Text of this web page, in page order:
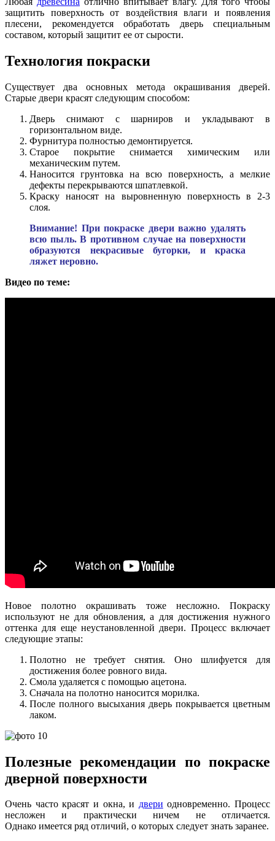
защитить поверхность от воздействия влаги и появления
плесени, рекомендуется обработать дверь специальным
составом, который защитит ее от сырости.
Технология покраски
Существует два основных метода окрашивания дверей.
Старые двери красят следующим способом:
Дверь снимают с шарниров и укладывают в
горизонтальном виде.
Фурнитура полностью демонтируется.
Старое покрытие снимается химическим или
механическим путем.
Наносится грунтовка на всю поверхность, а мелкие
дефекты перекрываются шпатлевкой.
Краску наносят на выровненную поверхность в 2-3
слоя.
Внимание! При покраске двери важно удалять
всю пыль. В противном случае на поверхности
образуются некрасивые бугорки, и краска
ляжет неровно.
Видео по теме:
Новое полотно окрашивать тоже несложно. Покраску
используют не для обновления, а для достижения нужного
оттенка для еще неустановленной двери. Процесс включает
следующие этапы:
Полотно не требует снятия. Оно шлифуется для
достижения более ровного вида.
Смола удаляется с помощью ацетона.
Сначала на полотно наносится морилка.
После полного высыхания дверь покрывается цветным
лаком.
Полезные рекомендации по покраске
дверной поверхности
Очень часто красят и окна, и двери одновременно. Процесс
несложен и практически ничем не отличается.
Однако имеется ряд отличий, о которых следует знать заранее.